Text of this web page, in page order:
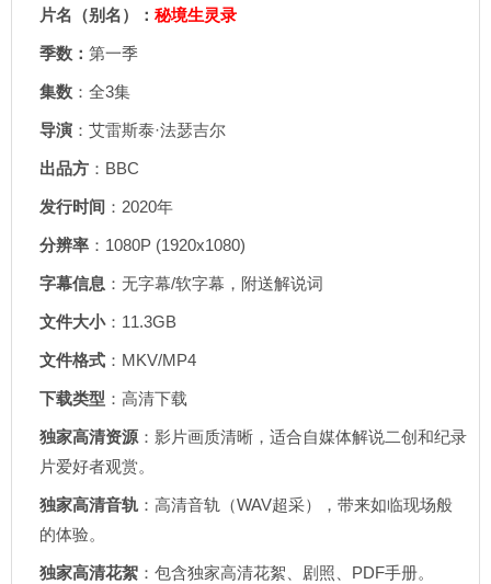
片名（别名）： 秘境生灵录
季数： 第一季
集数 ：全3集
导演 ：艾雷斯泰·法瑟吉尔
出品方 ：BBC
发行时间 ：2020年
分辨率 ：1080P (1920x1080)
字幕信息 ：无字幕/软字幕，附送解说词
文件大小：11.3GB
文件格式 ：MKV/MP4
下载类型 ：高清下载
独家高清资源 ：影片画质清晰，适合自媒体解说二创和纪录
片爱好者观赏。
独家高清音轨 ：高清音轨（WAV超采），带来如临现场般
的体验。
独家高清花絮 ：包含独家高清花絮、剧照、PDF手册。